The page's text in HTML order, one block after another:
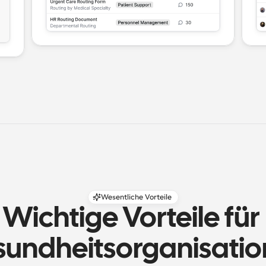
Wesentliche Vorteile
Wichtige Vorteile für